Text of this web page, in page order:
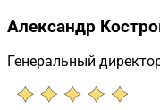
Александр
Генеральный